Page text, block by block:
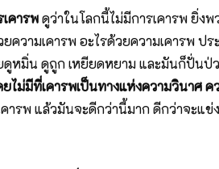
คารพดูว่าในโลกนี้ไม่มีการเคารพ ยิ่ง
วามเคารพ อะไรด้วยความเคารพ ป
ดูหมิ่น ดูถูก เหยียดหยาม และมันก็ปั่น
ไม่มีที่เคารพเป็นทางแห่งความวินาศ ค
ารพ แล้วมันจะดีกว่านี้มาก ดีกว่าจะแ